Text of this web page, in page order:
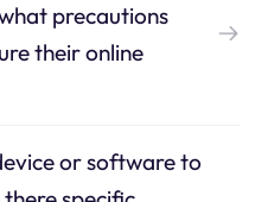
precautions
their online
or software to